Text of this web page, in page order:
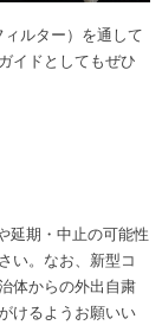
ルター）を通して
イドとしてもぜひ
延期・中止の可能性
い。なお、新型コ
体からの外出自粛
けるようお願いい